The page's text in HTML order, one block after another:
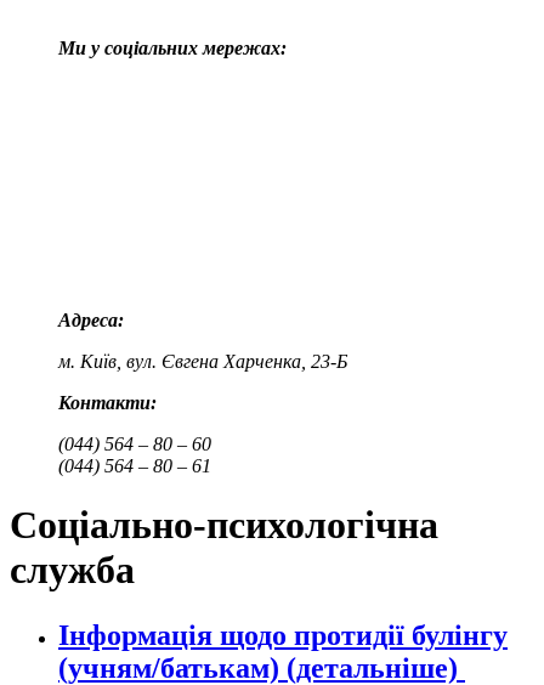
Ми у соціальних мережах:
Адреса:
м. Київ, вул. Євгена Харченка, 23-Б
Контакти:
(044) 564 – 80 – 60
(044) 564 – 80 – 61
Соціально-психологічна
служба
Інформація щодо протидії булінгу
(учням/батькам) (детальніше)